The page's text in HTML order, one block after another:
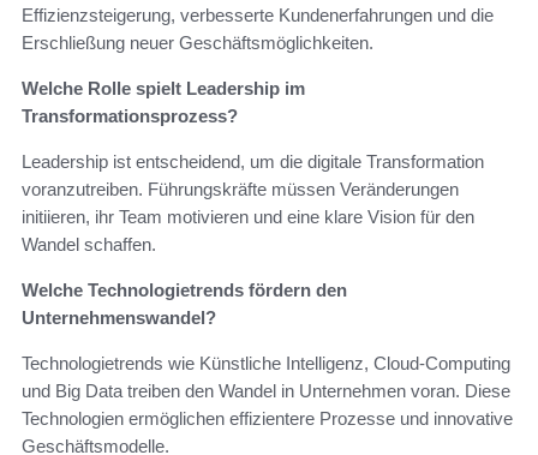
Effizienzsteigerung, verbesserte Kundenerfahrungen und die
Erschließung neuer Geschäftsmöglichkeiten.
Welche Rolle spielt Leadership im
Transformationsprozess?
Leadership ist entscheidend, um die digitale Transformation
voranzutreiben. Führungskräfte müssen Veränderungen
initiieren, ihr Team motivieren und eine klare Vision für den
Wandel schaffen.
Welche Technologietrends fördern den
Unternehmenswandel?
Technologietrends wie Künstliche Intelligenz, Cloud-Computing
und Big Data treiben den Wandel in Unternehmen voran. Diese
Technologien ermöglichen effizientere Prozesse und innovative
Geschäftsmodelle.